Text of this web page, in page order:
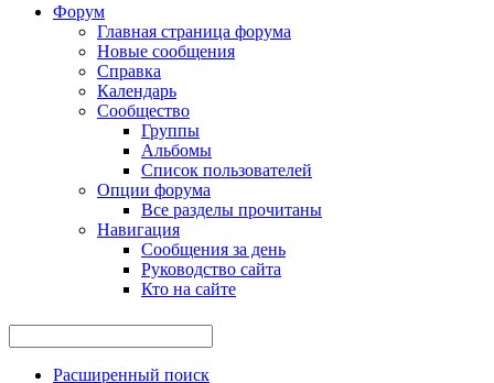
Форум
Главная страница форума
Новые сообщения
Справка
Календарь
Сообщество
Группы
Альбомы
Список пользователей
Опции форума
Все разделы прочитаны
Навигация
Сообщения за день
Руководство сайта
Кто на сайте
Расширенный поиск